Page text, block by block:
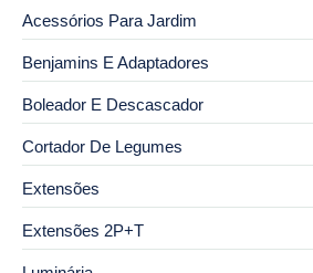
Acessórios Para Jardim
Benjamins E Adaptadores
Boleador E Descascador
Cortador De Legumes
Extensões
Extensões 2P+T